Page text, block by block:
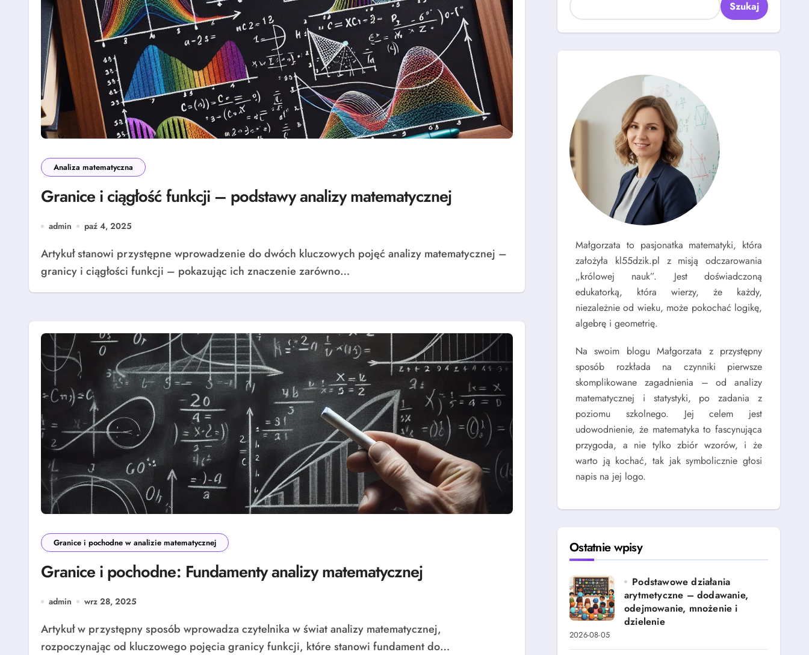
Analiza matematyczna
Granice i ciągłość funkcji – podstawy analizy matematycznej
admin paź 4, 2025
Artykuł stanowi przystępne wprowadzenie do dwóch kluczowych pojęć analizy matematycznej –
granicy i ciągłości funkcji – pokazując ich znaczenie zarówno…
Granice i pochodne w analizie matematycznej
Granice i pochodne: Fundamenty analizy matematycznej
admin wrz 28, 2025
Artykuł w przystępny sposób wprowadza czytelnika w świat analizy matematycznej,
rozpoczynając od kluczowego pojęcia granicy funkcji, które stanowi fundament do…
Szukaj
Małgorzata to pasjonatka matematyki, która
założyła kl55dzik.pl z misją odczarowania
„królowej nauk”. Jest doświadczoną
edukatorką, która wierzy, że każdy,
niezależnie od wieku, może pokochać logikę,
algebrę i geometrię.
Na swoim blogu Małgorzata z przystępny
sposób rozkłada na czynniki pierwsze
skomplikowane zagadnienia – od analizy
matematycznej i statystyki, po zadania z
poziomu szkolnego. Jej celem jest
udowodnienie, że matematyka to fascynująca
przygoda, a nie tylko zbiór wzorów, i że
warto ją kochać, tak jak symbolicznie głosi
napis na jej logo.
Ostatnie wpisy
Podstawowe działania
arytmetyczne – dodawanie,
odejmowanie, mnożenie i
dzielenie
2026-08-05